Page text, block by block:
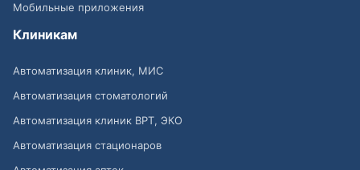
Мобильные приложения
Клиникам
Автоматизация клиник, МИС
Автоматизация стоматологий
Автоматизация клиник ВРТ, ЭКО
Автоматизация стационаров